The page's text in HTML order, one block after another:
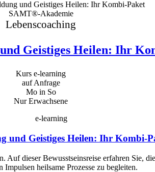
SAMT®-Akademie
Lebenscoaching
Geistiges Heilen: Ihr
Kurs e-learning
auf Anfrage
Mo in So
Nur Erwachsene
e-learning
und Geistiges Heilen: Ihr Kombi-
dieser Bewusstseinsreise erfahren Sie,
Impulsen heilsame Prozesse zu begleiten.